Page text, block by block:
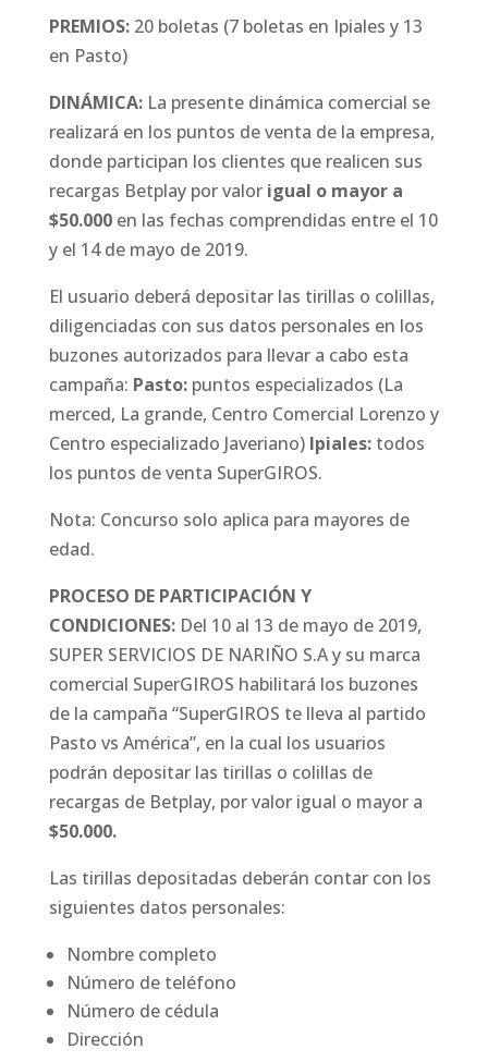
PREMIOS: 20 boletas (7 boletas en Ipiales y 13
en Pasto)
DINÁMICA: La presente dinámica comercial se
realizará en los puntos de venta de la empresa,
donde participan los clientes que realicen sus
recargas Betplay por valor igual o mayor a
$50.000en las fechas comprendidas entre el 10
y el 14 de mayo de 2019.
El usuario deberá depositar las tirillas o colillas,
diligenciadas con sus datos personales en los
buzones autorizados para llevar a cabo esta
campaña: Pasto:puntos especializados (La
merced, La grande, Centro Comercial Lorenzo y
Centro especializado Javeriano) Ipiales: todos
los puntos de venta SuperGIROS.
Nota: Concurso solo aplica para mayores de
edad.
PROCESO DE PARTICIPACIÓN Y
CONDICIONES: Del 10 al 13 de mayo de 2019,
SUPER SERVICIOS DE NARIÑO S.A y su marca
comercial SuperGIROS habilitará los buzones
de la campaña “SuperGIROS te lleva al partido
Pasto vs América”, en la cual los usuarios
podrán depositar las tirillas o colillas de
recargas de Betplay, por valor igual o mayor a
$50.000.
Las tirillas depositadas deberán contar con los
siguientes datos personales:
Nombre completo
Número de teléfono
Número de cédula
Dirección